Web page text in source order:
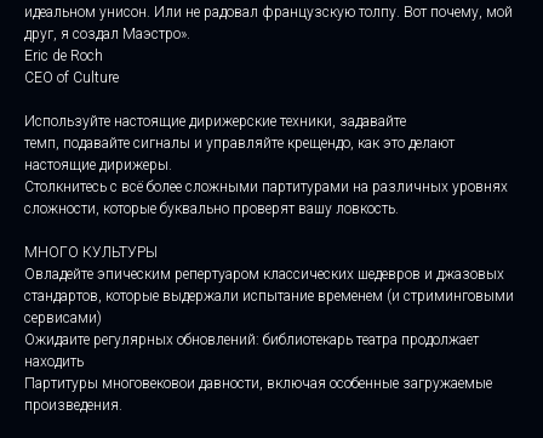
идеальном унисон. Или не радовал французскую толпу. Вот почему, мой
друг, я создал Маэстро».
Eric de Roch
CEO of Culture
Используйте настоящие дирижерские техники, задавайте
темп, подавайте сигналы и управляйте крещендо, как это делают
настоящие дирижеры.
Столкнитесь с всё более сложными партитурами на различных уровнях
сложности, которые буквально проверят вашу ловкость.
МНОГО КУЛЬТУРЫ
Овладейте эпическим репертуаром классических шедевров и джазовых
стандартов, которые выдержали испытание временем (и стриминговыми
сервисами)
Ожидаите регулярных обновлений: библиотекарь театра продолжает
находить
Партитуры многовековои давности, включая особенные загружаемые
произведения.